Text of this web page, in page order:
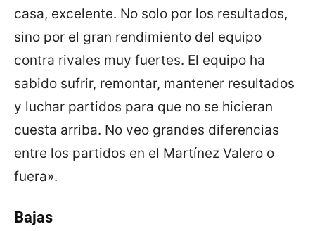
casa, excelente. No solo por los resultados,
sino por el gran rendimiento del equipo
contra rivales muy fuertes. El equipo ha
sabido sufrir, remontar, mantener resultados
y luchar partidos para que no se hicieran
cuesta arriba. No veo grandes diferencias
entre los partidos en el Martínez Valero o
fuera».
Bajas